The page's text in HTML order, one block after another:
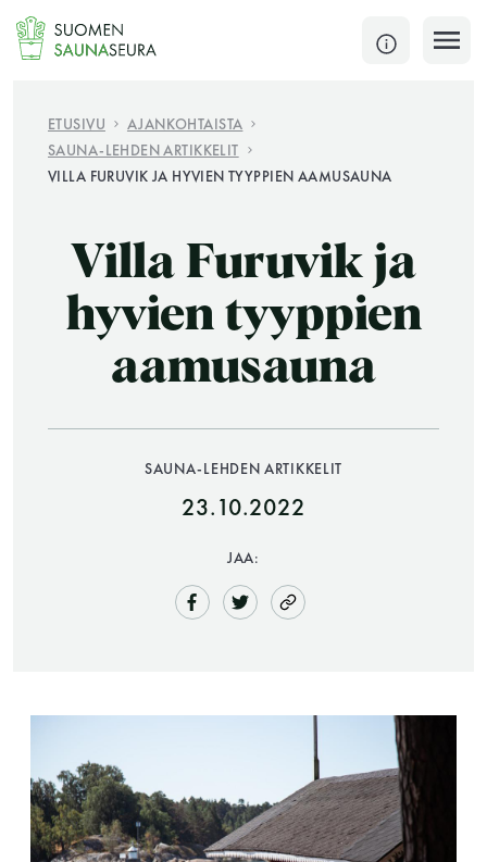
Siirry
sisältöön
SULJE
Jokaisen kuun 1. lauantai on jaettu ja jokaisen kuun
KATSO TARKEMMAT AUKIOLOAJAT
JÄSENSIVUT
Saunatalo on avoinna
myös helatorstaina
HAE
ETUSIVU
AJANKOHTAISTA
SAUNA-LEHDEN ARTIKKELIT
VILLA FURUVIK JA HYVIEN TYYPPIEN AAMUSAUNA
Villa Furuvik ja
hyvien tyyppien
aamusauna
SAUNA-LEHDEN ARTIKKELIT
23.10.2022
JAA: